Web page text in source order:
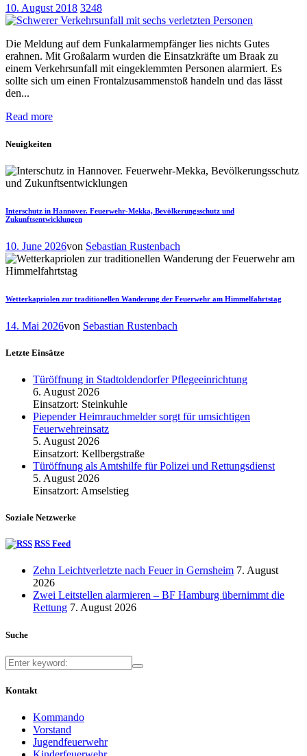
10. August 2018 3248
Die Meldung auf dem Funkalarmempfänger lies nichts Gutes
erahnen. Mit Großalarm wurden die Einsatzkräfte um Braak zu
einem Verkehrsunfall mit eingeklemmten Personen alarmiert. Es
sollte sich um einen Frontalzusammenstoß handeln und das lässt
den...
Read more
Neuigkeiten
Interschutz in Hannover. Feuerwehr-Mekka, Bevölkerungsschutz und
Zukunftsentwicklungen
10. June 2026von Sebastian Rustenbach
Wetterkapriolen zur traditionellen Wanderung der Feuerwehr am Himmelfahrtstag
14. Mai 2026von Sebastian Rustenbach
Letzte Einsätze
Türöffnung in Stadtoldendorfer Pflegeeinrichtung
6. August 2026
Einsatzort: Steinkuhle
Piepender Heimrauchmelder sorgt für umsichtigen
Feuerwehreinsatz
5. August 2026
Einsatzort: Kellbergstraße
Türöffnung als Amtshilfe für Polizei und Rettungsdienst
5. August 2026
Einsatzort: Amselstieg
Soziale Netzwerke
RSS Feed
Zehn Leichtverletzte nach Feuer in Gernsheim 7. August
2026
Zwei Leitstellen alarmieren – BF Hamburg übernimmt die
Rettung 7. August 2026
Suche
Kontakt
Kommando
Vorstand
Jugendfeuerwehr